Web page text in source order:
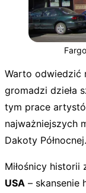
Warto odwiedzić
gromadzi dzieła
tym prace
najważniejszych
Dakoty Północnej.
Miłośnicy historii
USA – skansenie